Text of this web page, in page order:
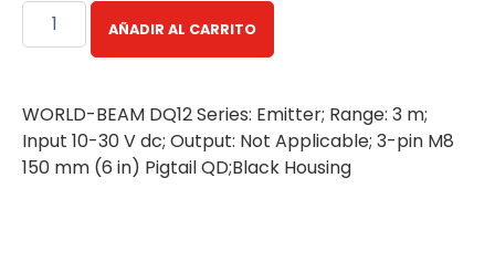
AÑADIR AL CARRITO
WORLD-BEAM DQ12 Series: Emitter; Range: 3 m;
Input 10-30 V dc; Output: Not Applicable; 3-pin M8
150 mm (6 in) Pigtail QD;Black Housing